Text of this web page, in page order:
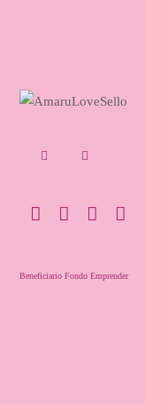
Beneficiario Fondo Emprender